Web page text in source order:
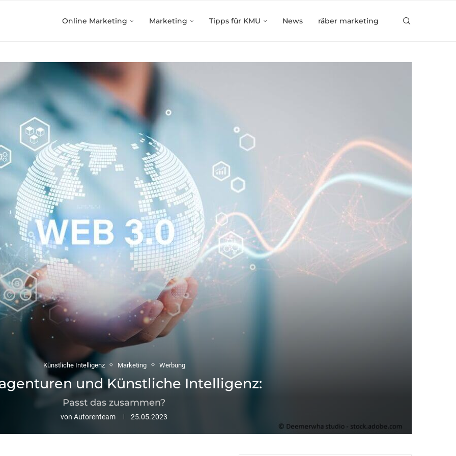
Online Marketing Marketing Tipps für KMU News räber marketing
Künstliche Intelligenz Marketing Werbung
und Künstliche Intelligenz:
Passt das zusammen?
von Autorenteam 25.05.2023